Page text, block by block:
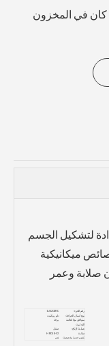
لتشكيل الجسم
ميكانيكية
صلابة وعمر
رقم الجزء:
1U3202RC
نوع أسنان الجرافة:
دلو روكتيث
متوافق مع العلامة
التجارية:
يرقة
عملية الإنتاج:
صقل
صلابة:
HRC48-52
تقديم خدمة مخصصة:
نعم